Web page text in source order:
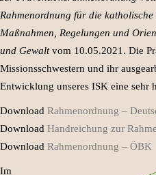
Rahmenordnung für die
Maßnahmen, Regelungen und
und Gewaltvom 10.05.2021. Die
Missionsschwestern und ihr
Entwicklung unseres ISK eine sehr
Download Rahmenordnung –
Download Handreichung zur
Download Rahmenordnung – ÖBK
Im